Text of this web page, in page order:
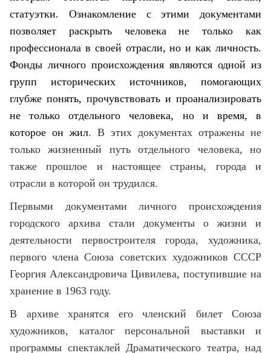
статуэтки. Ознакомление с этими документами
позволяет раскрыть человека не только как
профессионала в своей отрасли, но и как личность.
Фонды личного происхождения являются одной из
групп исторических источников, помогающих
глубже понять, прочувствовать и проанализировать
не только отдельного человека, но и время, в
которое он жил. В этих документах отражены не
только жизненный путь отдельного человека, но
также прошлое и настоящее страны, города и
отрасли в которой он трудился.
Первыми документами личного происхождения
городского архива стали документы о жизни и
деятельности первостроителя города, художника,
первого члена Союза советских художников СССР
Георгия Александровича Цивилева, поступившие на
хранение в 1963 году.
В архиве хранятся его членский билет Союза
художников, каталог персональной выставки и
программы спектаклей Драматического театра, над